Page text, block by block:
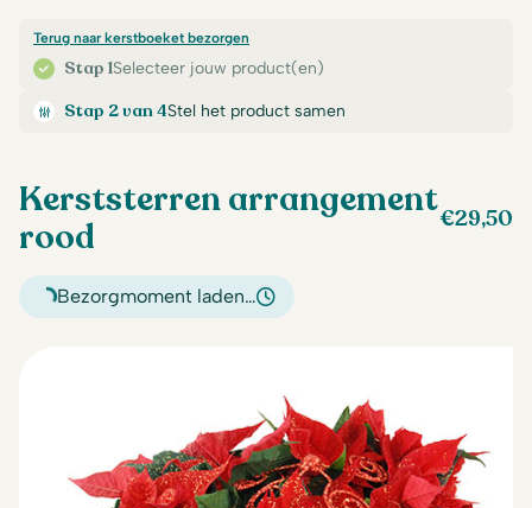
Stap 1Selecteer jouw product(en)
Terug naar kerstboeket bezorgen
Stap 2 van 4Stel het product samen
Kerststerren arrangement
rood
€29,50
Bezorgmoment laden…